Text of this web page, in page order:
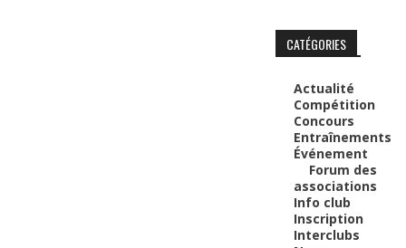
CATÉGORIES
Actualité
Compétition
Concours
Entraînements
Événement
Forum des
associations
Info club
Inscription
Interclubs